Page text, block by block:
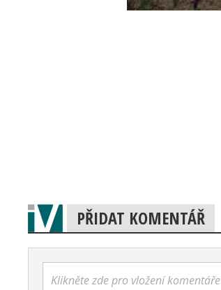
PŘIDAT KOMENTÁŘ
Klikněte zde pro vložení komentáře